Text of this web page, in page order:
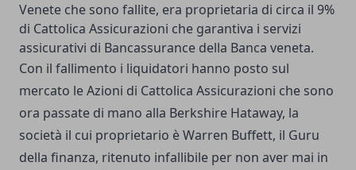
Venete che sono fallite, era proprietaria di circa il 9%
di Cattolica Assicurazioni che garantiva i servizi
assicurativi di Bancassurance della Banca veneta.
Con il fallimento i liquidatori hanno posto sul
mercato le Azioni di Cattolica Assicurazioni che sono
ora passate di mano alla Berkshire Hataway, la
società il cui proprietario è Warren Buffett, il Guru
della finanza, ritenuto infallibile per non aver mai in